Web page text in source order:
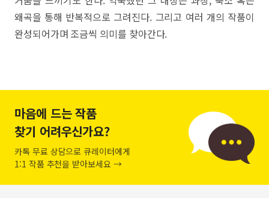
왜곡을 통해 반복적으로 그려진다. 그리고 여러 개의 작품이
완성되어가며 조금씩 의미를 찾아간다.
마음에 드는 작품
찾기 어려우신가요?
카톡 무료 상담으로 큐레이터에게
1:1 작품 추천을 받아보세요 →